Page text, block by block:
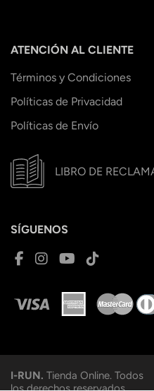
ATENCIÓN AL CLIENTE
Términos y Condiciones
Políticas de Privacidad
Políticas de Envío
LIBRO DE
SÍGUENOS
I-RUN. Tienda Online. Todos
los derechos reservados.